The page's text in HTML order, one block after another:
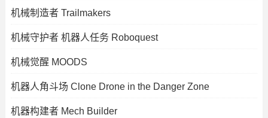
机械制造者 Trailmakers
机械守护者 机器人任务 Roboquest
机械觉醒 MOODS
机器人角斗场 Clone Drone in the Danger Zone
机器构建者 Mech Builder